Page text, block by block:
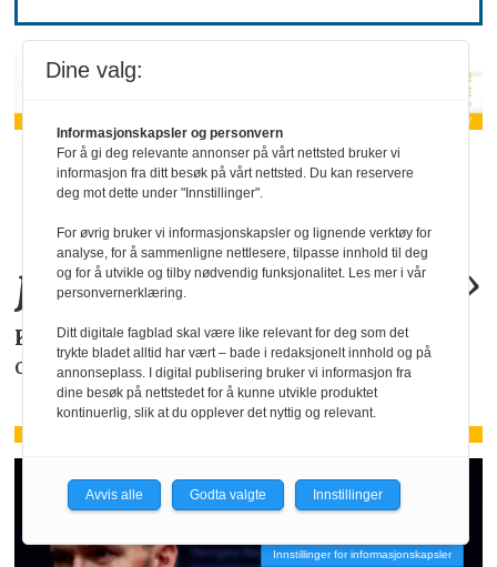
«KI-bruken kan
allerede by på
juridiskeproblemer .»
KAROLINE SCHEIDEi HR Norge gjør deg
oppmerksom på de faktiske forholdene.
Innstillinger for informasjonskapsler
Dine valg:
Informasjonskapsler og personvern
For å gi deg relevante annonser på vårt nettsted bruker vi
informasjon fra ditt besøk på vårt nettsted. Du kan reservere
deg mot dette under "Innstillinger".
For øvrig bruker vi informasjonskapsler og lignende verktøy for
analyse, for å sammenligne nettlesere, tilpasse innhold til deg
og for å utvikle og tilby nødvendig funksjonalitet. Les mer i vår
personvernerklæring.
Ditt digitale fagblad skal være like relevant for deg som det
trykte bladet alltid har vært – bade i redaksjonelt innhold og på
annonseplass. I digital publisering bruker vi informasjon fra
dine besøk på nettstedet for å kunne utvikle produktet
kontinuerlig, slik at du opplever det nyttig og relevant.
Avvis alle Godta valgte Innstillinger